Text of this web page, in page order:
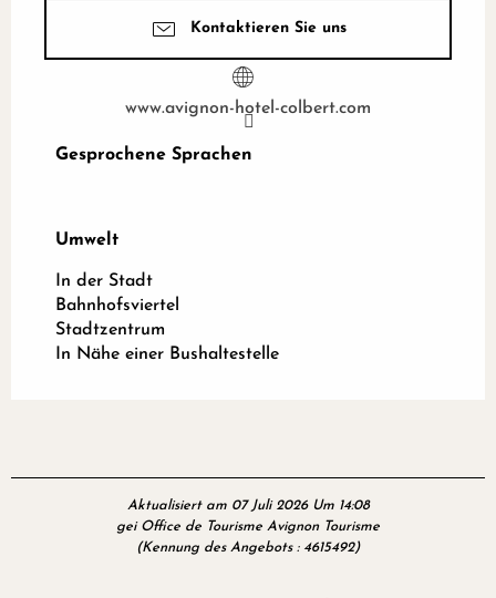
Kontaktieren Sie uns
www.avignon-hotel-colbert.com
Gesprochene Sprachen
Gesprochene Sprachen
Umwelt
Umwelt
In der Stadt
Bahnhofsviertel
Stadtzentrum
In Nähe einer Bushaltestelle
Aktualisiert am 07 Juli 2026 Um 14:08
gei Office de Tourisme Avignon Tourisme
(Kennung des Angebots : 4615492)